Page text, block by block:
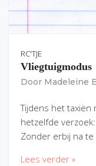
RC'TJE
Vliegtuigmodus
Door Madeleine
Tijdens het taxiën
hetzelfde
Zonder erbij na te
Lees verder »